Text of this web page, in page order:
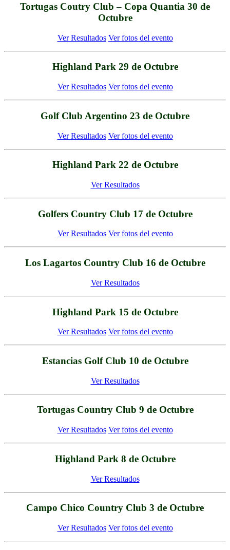
Tortugas Coutry Club – Copa Quantia 30 de
Octubre
Ver Resultados Ver fotos del evento
Highland Park 29 de Octubre
Ver Resultados Ver fotos del evento
Golf Club Argentino 23 de Octubre
Ver Resultados Ver fotos del evento
Highland Park 22 de Octubre
Ver Resultados
Golfers Country Club 17 de Octubre
Ver Resultados Ver fotos del evento
Los Lagartos Country Club 16 de Octubre
Ver Resultados
Highland Park 15 de Octubre
Ver Resultados Ver fotos del evento
Estancias Golf Club 10 de Octubre
Ver Resultados
Tortugas Country Club 9 de Octubre
Ver Resultados Ver fotos del evento
Highland Park 8 de Octubre
Ver Resultados
Campo Chico Country Club 3 de Octubre
Ver Resultados Ver fotos del evento